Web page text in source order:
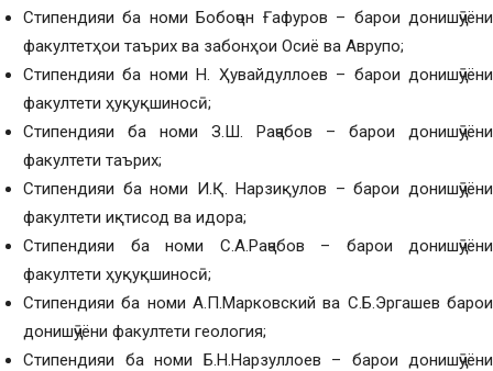
Стипендияи ба номи Бобоҷон Ғафуров – барои донишҷӯёни
факултетҳои таърих ва забонҳои Осиё ва Аврупо;
Стипендияи ба номи Н. Ҳувайдуллоев – барои донишҷӯёни
факултети ҳуқуқшиносӣ;
Стипендияи ба номи З.Ш. Раҷабов – барои донишҷӯёни
факултети таърих;
Стипендияи ба номи И.Қ. Нарзиқулов – барои донишҷӯёни
факултети иқтисод ва идора;
Стипендияи ба номи С.А.Раҷабов – барои донишҷӯёни
факултети ҳуқуқшиносӣ;
Стипендияи ба номи А.П.Марковский ва С.Б.Эргашев барои
донишҷӯёни факултети геология;
Стипендияи ба номи Б.Н.Нарзуллоев – барои донишҷӯёни